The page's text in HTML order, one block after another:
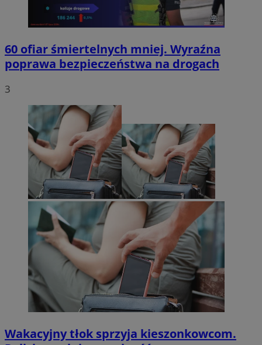
60 ofiar śmiertelnych mniej. Wyraźna
poprawa bezpieczeństwa na drogach
3
Wakacyjny tłok sprzyja kieszonkowcom.